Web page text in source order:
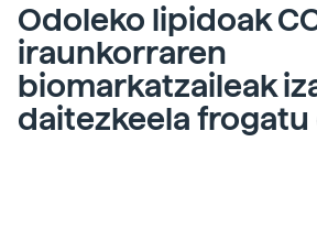
Odoleko lipidoak
iraunkorraren
biomarkatzaileak
daitezkeela